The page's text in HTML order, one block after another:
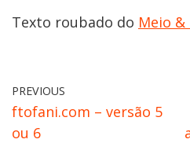
Texto roubado do Meio &
PREVIOUS
ftofani.com – versão 5
ou 6